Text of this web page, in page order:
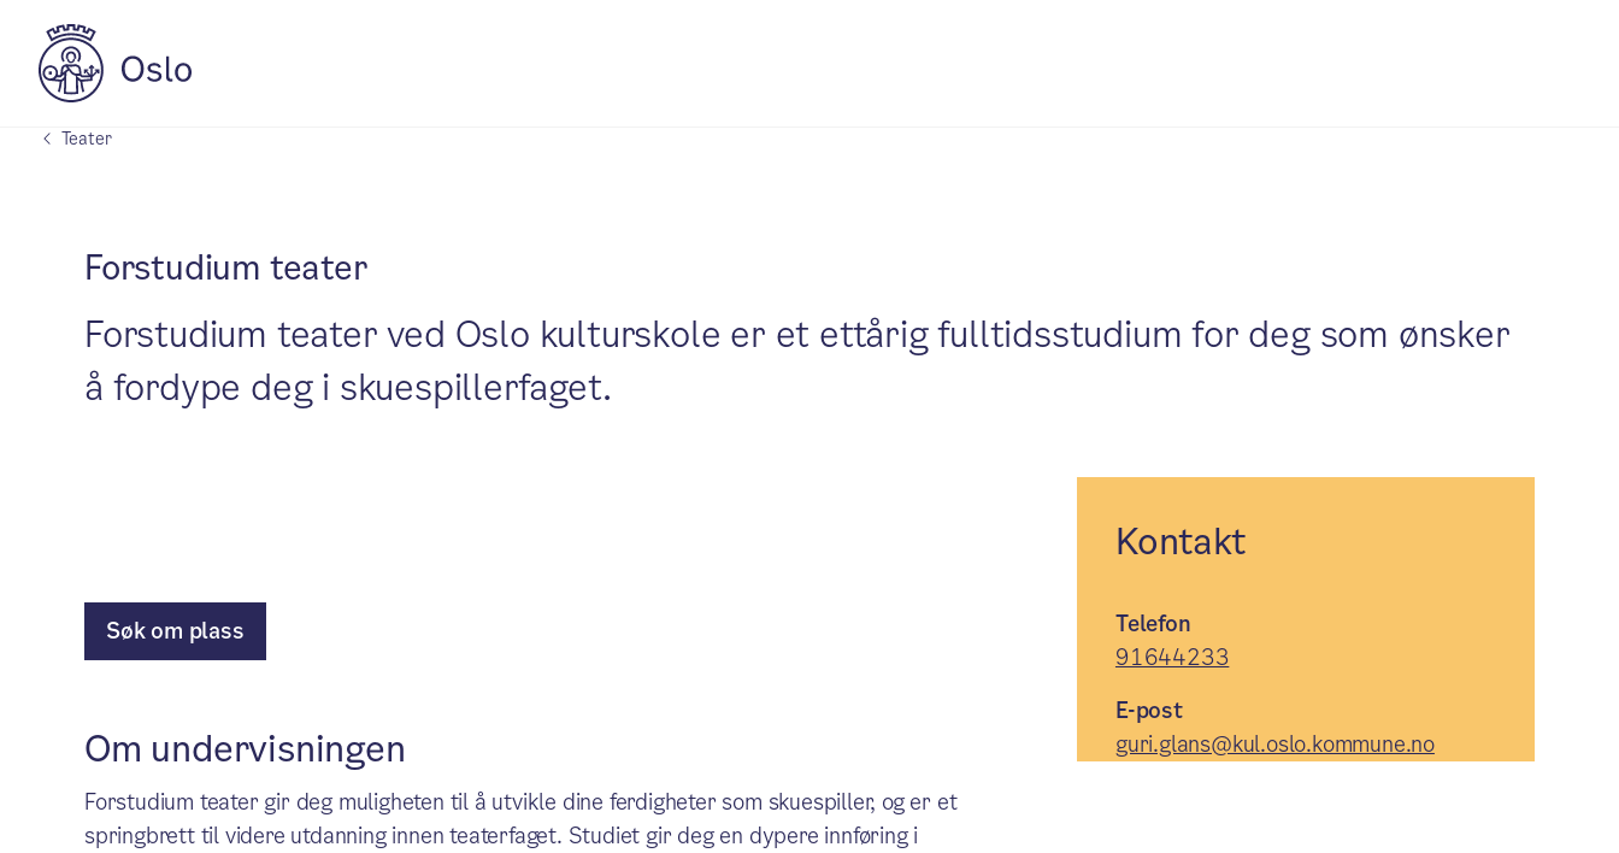
Teater
Forstudium teater
Forstudium teater ved Oslo kulturskole er et ettårig fulltidsstudium for deg som ønsker
å fordype deg i skuespillerfaget.
Søk om plass
Om undervisningen
Forstudium teater gir deg muligheten til å utvikle dine ferdigheter som skuespiller, og er et
springbrett til videre utdanning innen teaterfaget. Studiet gir deg en dypere innføring i
Kontakt
Telefon
91644233
E-post
guri.glans@kul.oslo.kommune.no